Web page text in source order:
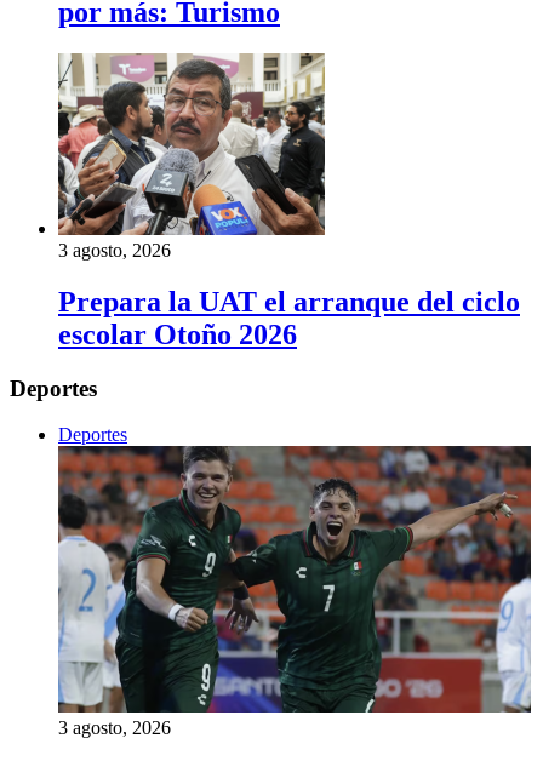
por más: Turismo
3 agosto, 2026
Prepara la UAT el arranque del ciclo
escolar Otoño 2026
Deportes
Deportes
3 agosto, 2026